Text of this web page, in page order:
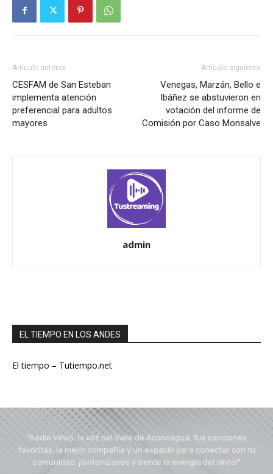
Artículo anterior
CESFAM de San Esteban
implementa atención
preferencial para adultos
mayores
Artículo siguiente
Venegas, Marzán, Bello e
Ibáñez se abstuvieron en
votación del informe de
Comisión por Caso Monsalve
admin
EL TIEMPO EN LOS ANDES
El tiempo – Tutiempo.net
"Radio Vinilo, la voz del Valle de Aconcagua. Tus canciones
favoritas, la mejor compañía y un espacio para conectar con tu
comunidad. ¡Sintonízanos y siente la energía del vinilo!"